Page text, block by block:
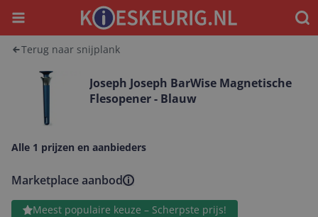
Menu
Terug naar snijplank
Joseph Joseph BarWise Magnetische
Flesopener - Blauw
Alle 1 prijzen en aanbieders
Marketplace aanbod
Meest populaire keuze – Scherpste prijs!
Bekijk product